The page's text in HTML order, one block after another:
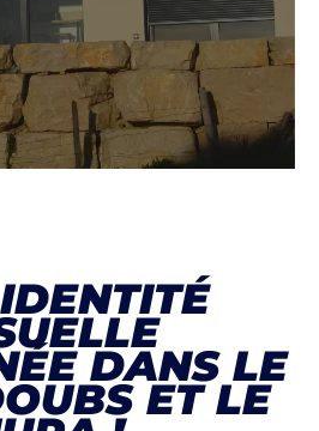
DANS LE
ET LE